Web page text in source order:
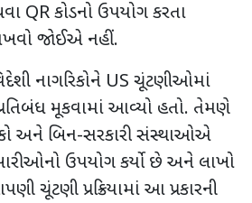
QRકોડનો ઉપયોગ કરતા
જોઈએ નહીં.
નાગરિકોને US ચૂંટણીઓમાં
મૂકવામાં આવ્યો હતો. તેમણે
અને બિન-સરકારી સંસ્થાઓએ
ઉપયોગ કર્યો છે અને લાખો
ચૂંટણી પ્રક્રિયામાં આ પ્રકારની